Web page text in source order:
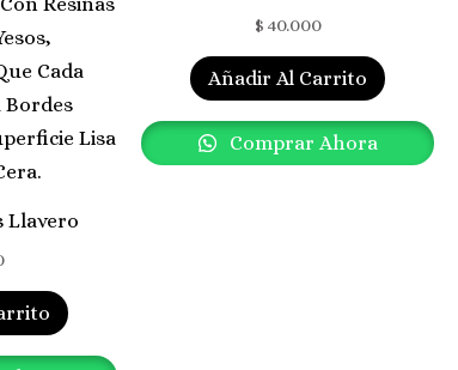
Llavero
$ 40.000
Añadir Al Carrito
Comprar Ahora